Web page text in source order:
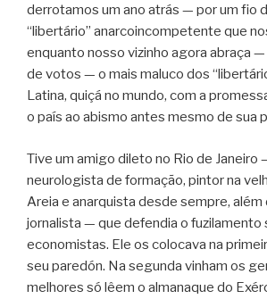
derrotamos um ano atrás — por um fio
“libertário” anarcoincompetente que
enquanto nosso vizinho agora abraça
de votos — o mais maluco dos
Latina, quiçá no mundo, com a
o país ao abismo antes mesmo de sua
Tive um amigo dileto no Rio de Janeiro
neurologista de formação, pintor na
Areia e anarquista desde sempre, além
jornalista — que defendia o fuzilamento
economistas. Ele os colocava na
seu paredón. Na segunda vinham os
melhores só lêem o almanaque do